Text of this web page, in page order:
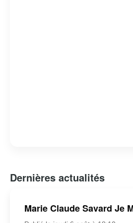
Dernières actualités
Marie Claude Savard Je